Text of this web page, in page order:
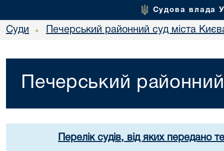
Судова влада
Суди • Печерський районний суд міста
Печерський
Перелік судів, від яких передано